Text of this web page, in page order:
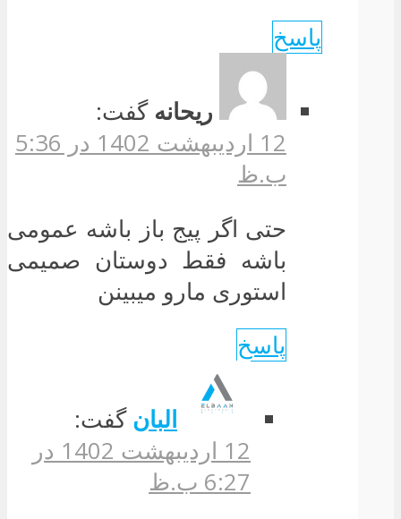
پاسخ
ریحانه گفت:
12 اردیبهشت 1402 در 5:36
ب.ظ
حتی اگر پیج باز باشه عمومی
باشه فقط دوستان صمیمی
استوری مارو میبینن
پاسخ
البان گفت:
12 اردیبهشت 1402 در
6:27 ب.ظ